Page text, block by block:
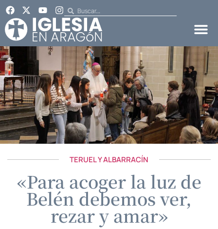
TERUEL Y ALBARRACÍN
«Para acoger la luz de
Belén debemos ver,
rezar y amar»